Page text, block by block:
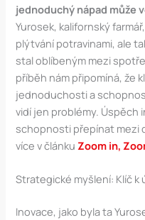
jednoduchý nápad může
Yurosek, kalifornský
plýtvání potravinami, ale
stal oblíbeným mezi
příběh nám připomíná, že
jednoduchosti a
vidí jen problémy. Úspěch
schopnosti přepínat mezi
více v článku Zoom in,
Strategické myšlení: Klíč k
Inovace, jako byla ta